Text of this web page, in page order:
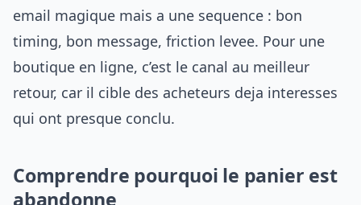
email magique mais a une sequence : bon
timing, bon message, friction levee. Pour une
boutique en ligne, c’est le canal au meilleur
retour, car il cible des acheteurs deja interesses
qui ont presque conclu.
Comprendre pourquoi le panier est
abandonne